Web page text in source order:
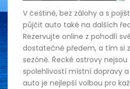
V češtině, bez zálohy a s
půjčit auto také na dalších
Rezervujte online z pohodlí
dostatečně předem, a tím si
sezóně. Řecké ostrovy
spolehlivostí místní dopravy
auto je nejlepší volbou pro